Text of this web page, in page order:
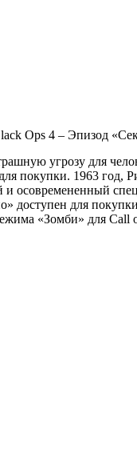
Ops 4 – Эпизод
угрозу для
покупки. 1963 год,
осовремененный
доступен для
«Зомби» для